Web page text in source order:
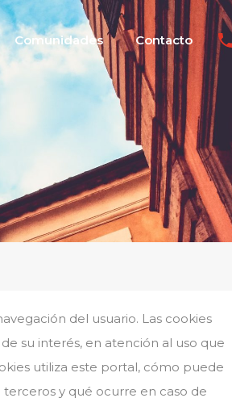
Comunidades Contacto
Comunidades Contacto
del usuario. Las cookies
su interés, en atención al uso que
utiliza este portal, cómo puede
y qué ocurre en caso de